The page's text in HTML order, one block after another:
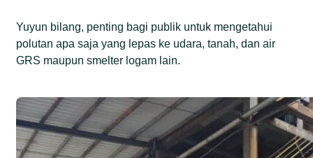
Yuyun bilang, penting bagi publik untuk mengetahui
polutan apa saja yang lepas ke udara, tanah, dan air
GRS maupun smelter logam lain.